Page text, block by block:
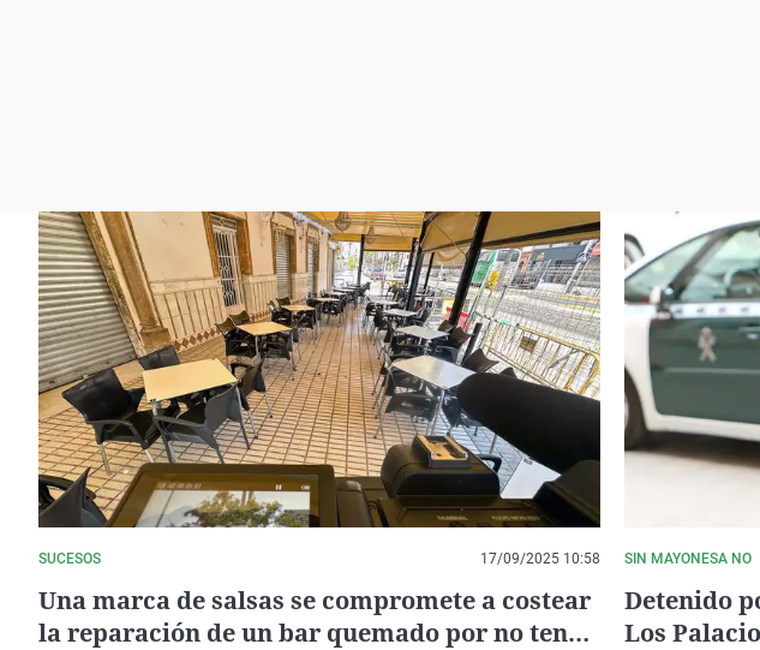
SUCESOS 17/09/2025 10:58
Una marca de salsas se compromete a costear
la reparación de un bar quemado por no tener
SIN MAYONESA NO
Detenido
Los